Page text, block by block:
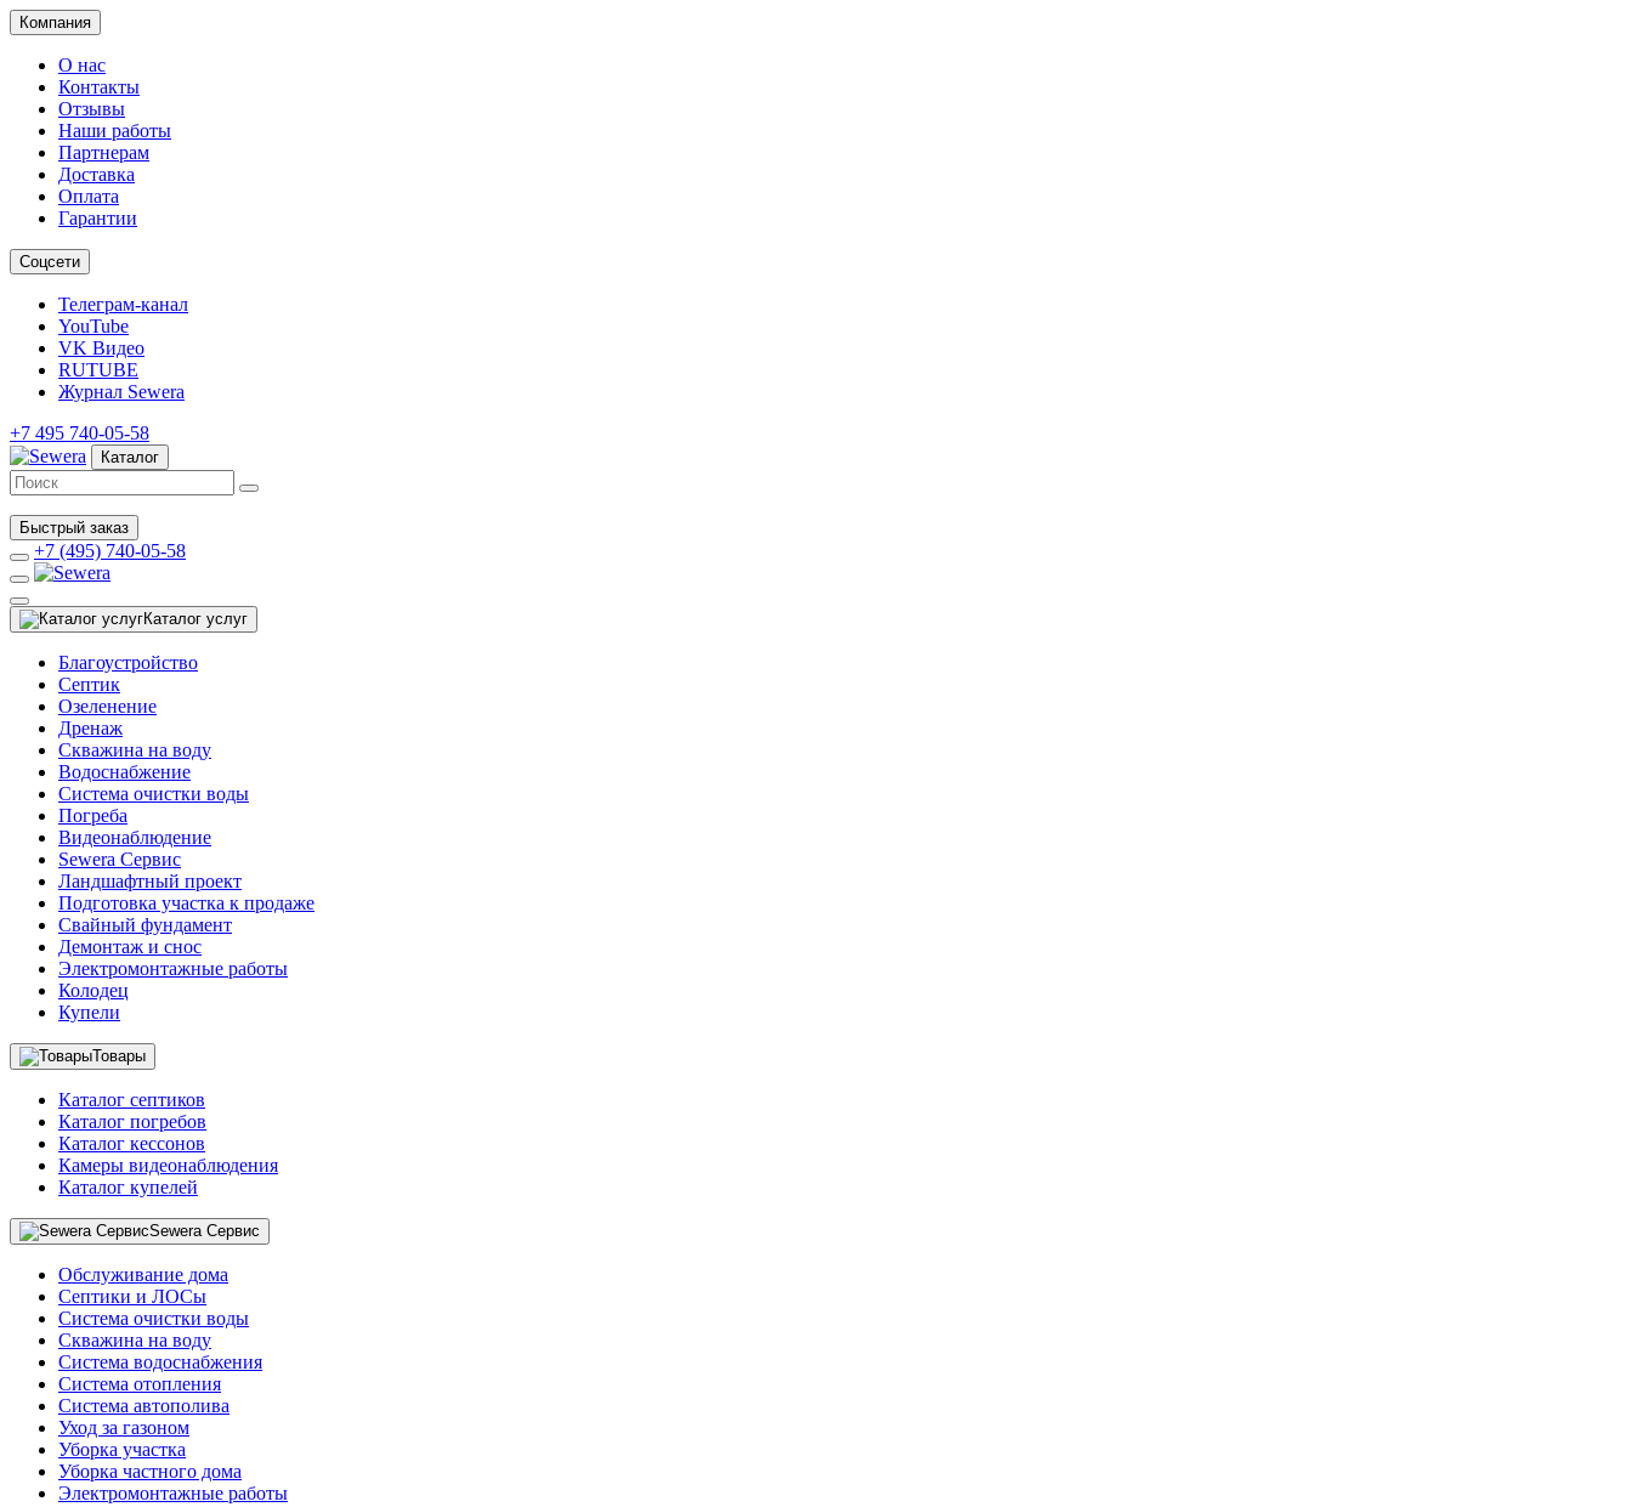
Компания
О нас
Контакты
Отзывы
Наши работы
Партнерам
Доставка
Оплата
Гарантии
Соцсети
Телеграм-канал
YouTube
VK Видео
RUTUBE
Журнал Sewera
+7 495 740-05-58
Каталог
Быстрый заказ
+7 (495) 740-05-58
Каталог услуг
Благоустройство
Септик
Озеленение
Дренаж
Скважина на воду
Водоснабжение
Система очистки воды
Погреба
Видеонаблюдение
Sewera Сервис
Ландшафтный проект
Подготовка участка к продаже
Свайный фундамент
Демонтаж и снос
Электромонтажные работы
Колодец
Купели
Товары
Каталог септиков
Каталог погребов
Каталог кессонов
Камеры видеонаблюдения
Каталог купелей
Sewera Сервис
Обслуживание дома
Септики и ЛОСы
Система очистки воды
Скважина на воду
Система водоснабжения
Система отопления
Система автополива
Уход за газоном
Уборка участка
Уборка частного дома
Электромонтажные работы